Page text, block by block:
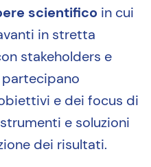
scientifico in cui
in stretta
stakeholders e
e dei focus di
e soluzioni
dei risultati.